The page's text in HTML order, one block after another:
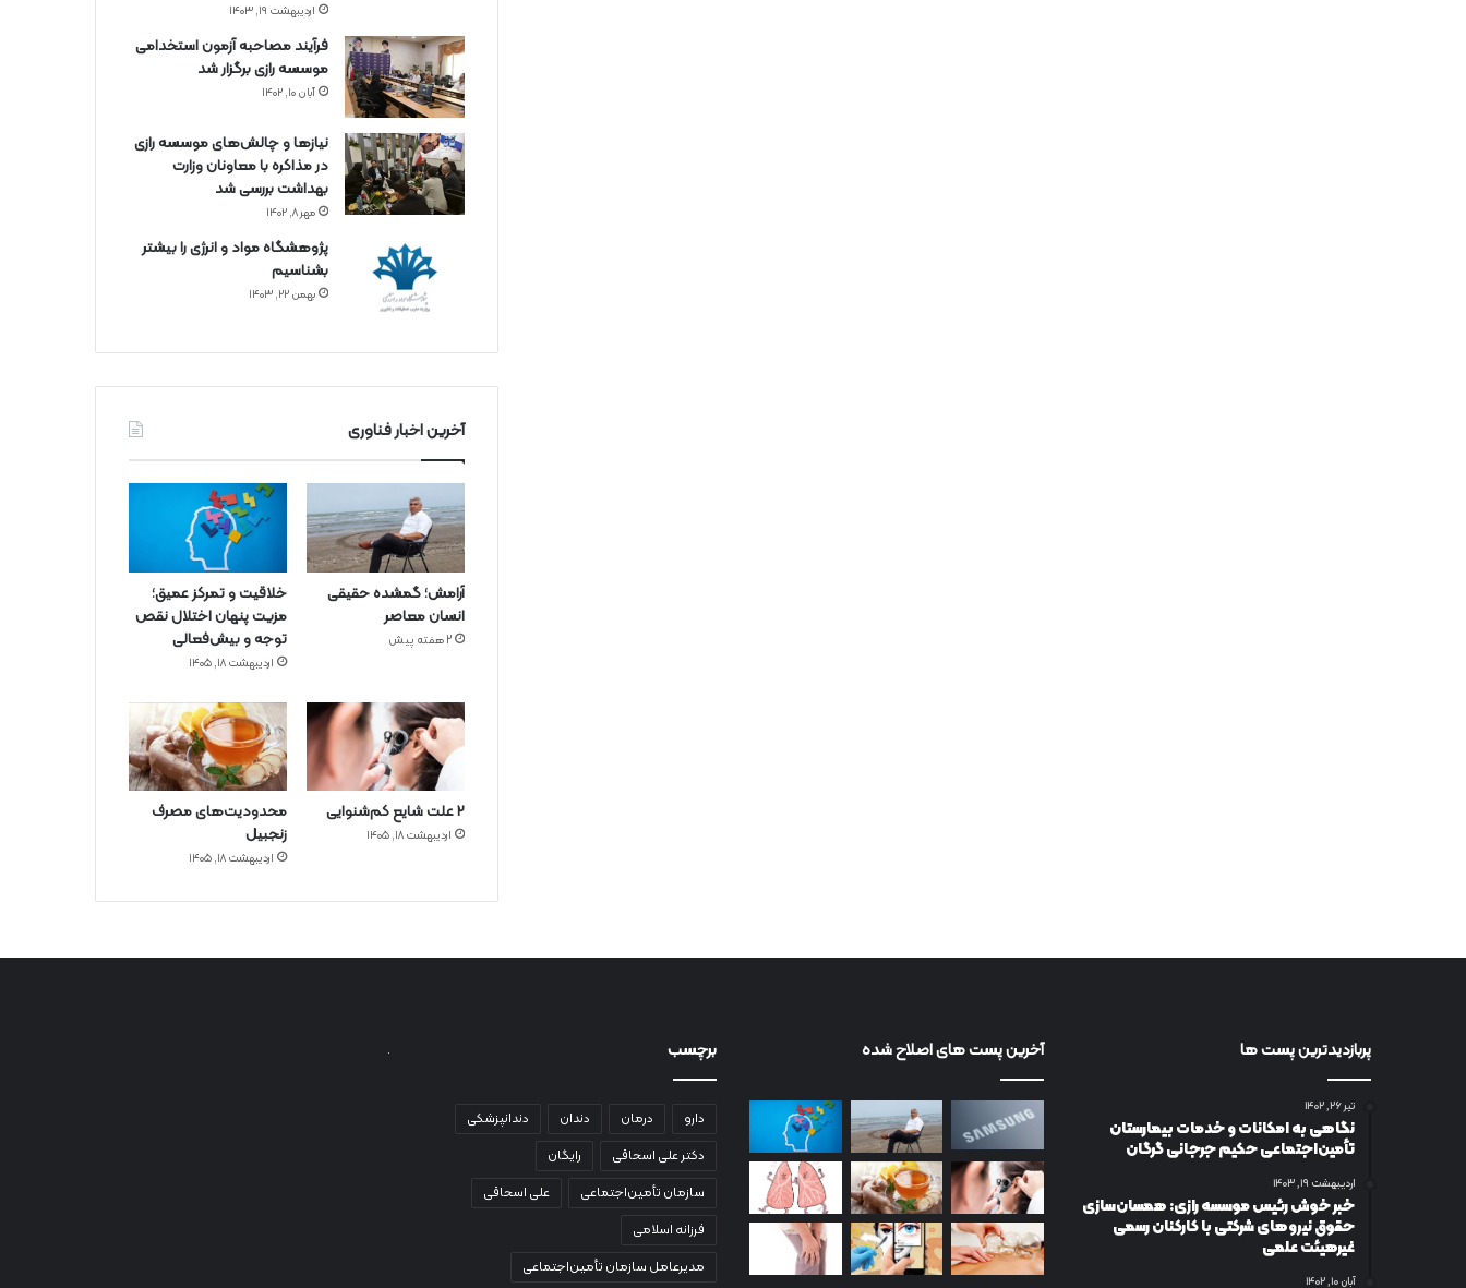
اردیبهشت ۱۹, ۱۴۰۳
فرآیند مصاحبه آزمون استخدامی
موسسه رازی برگزار شد
آبان ۱۰, ۱۴۰۲
نیازها و چالش‌های موسسه رازی
در مذاکره با معاونان وزارت
بهداشت بررسی شد
مهر ۸, ۱۴۰۲
پژوهشگاه مواد و انرژی را بیشتر
بشناسیم
بهمن ۲۲, ۱۴۰۳
آخرین اخبار فناوری
آرامش؛ گمشده حقیقی
انسان معاصر
2 هفته پیش
خلاقیت و تمرکز عمیق؛
مزیت پنهان اختلال نقص
توجه و بیش‌فعالی
اردیبهشت ۱۸, ۱۴۰۵
۲ علت شایع‌ کم‌شنوایی
اردیبهشت ۱۸, ۱۴۰۵
محدودیت‌های مصرف
زنجبیل
اردیبهشت ۱۸, ۱۴۰۵
پربازدیدترین پست ها
تیر ۲۶, ۱۴۰۲
نگاهی به امکانات و خدمات بیمارستان
تأمین‌اجتماعی حکیم جرجانی گرگان
اردیبهشت ۱۹, ۱۴۰۳
خبر خوش رئیس موسسه رازی: همسان‌سازی
حقوق نیروهای شرکتی با کارکنان رسمی
غیرهیئت علمی
آبان ۱۰, ۱۴۰۲
آخرین پست های اصلاح شده برچسب
دارو درمان دندان
دندانپزشکی
دکتر علی اسحاقی
رایگان
سازمان تأمین‌اجتماعی
علی اسحاقی
فرزانه اسلامی
مدیرعامل سازمان تأمین‌اجتماعی